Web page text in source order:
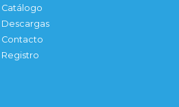
Catálogo
Descargas
Contacto
Registro